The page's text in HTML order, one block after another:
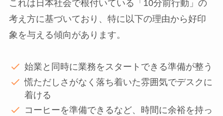
これは日本社会で根付いている「10分前行動」の
考え方に基づいており、特に以下の理由から好印
象を与える傾向があります。
始業と同時に業務をスタートできる準備が整う
慌ただしさがなく落ち着いた雰囲気でデスクに
着ける
コーヒーを準備できるなど、時間に余裕を持っ